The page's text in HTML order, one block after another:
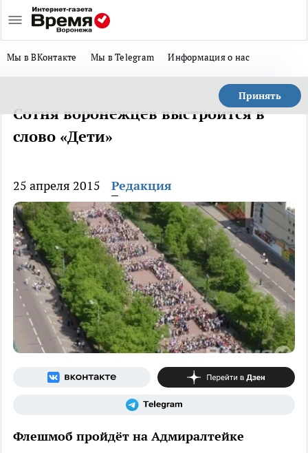
Мы в ВКонтакте Мы в Telegram Информация о нас
Принять
Сотня воронежцев выстроится в
слово «Дети»
25 апреля 2015 Редакция
Флешмоб пройдёт на Адмиралтейке